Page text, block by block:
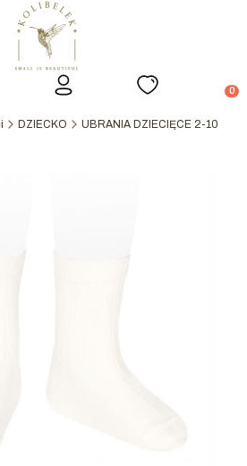
wyszukiwarkę
DZIECKO UBRANIA DZIECIĘCE 2-10Y